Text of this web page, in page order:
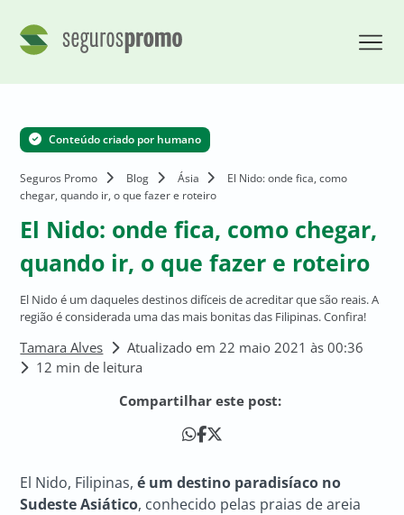
Conteúdo criado por humano
Seguros Promo Blog Ásia
El Nido: onde fica, como
chegar, quando ir, o que fazer e roteiro
El Nido: onde fica, como chegar,
quando ir, o que fazer e roteiro
El Nido é um daqueles destinos difíceis de acreditar que são reais. A
região é considerada uma das mais bonitas das Filipinas. Confira!
Tamara Alves
Atualizado em 22 maio 2021 às 00:36
12 min de leitura
Compartilhar este post:
El Nido, Filipinas,é um destino paradisíaco no
Sudeste Asiático, conhecido pelas praias de areia